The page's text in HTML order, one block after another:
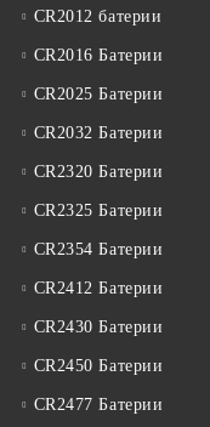
CR2012 батерии
CR2016 Батерии
CR2025 Батерии
CR2032 Батерии
CR2320 Батерии
CR2325 Батерии
CR2354 Батерии
CR2412 Батерии
CR2430 Батерии
CR2450 Батерии
CR2477 Батерии